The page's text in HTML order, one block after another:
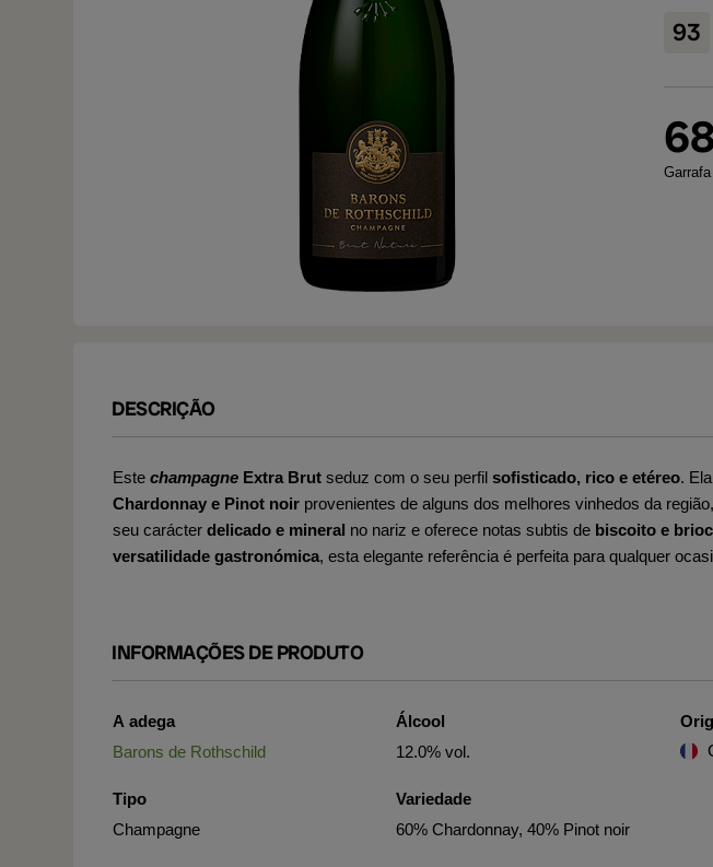
93
68
DESCRIÇÃO
Este champagne Extra Brut seduz com o seu perfil sofisticado, rico e etéreo.
Chardonnay e Pinot noir provenientes de alguns dos melhores vinhedos da
seu carácter delicado e mineral no nariz e oferece notas subtis de biscoito e
versatilidade gastronómica, esta elegante referência é perfeita para qualquer
INFORMAÇÕES DE PRODUTO
A adega
Barons de Rothschild
Tipo
Champagne
Álcool
12.0% vol.
Variedade
60% Chardonnay, 40% Pinot noir